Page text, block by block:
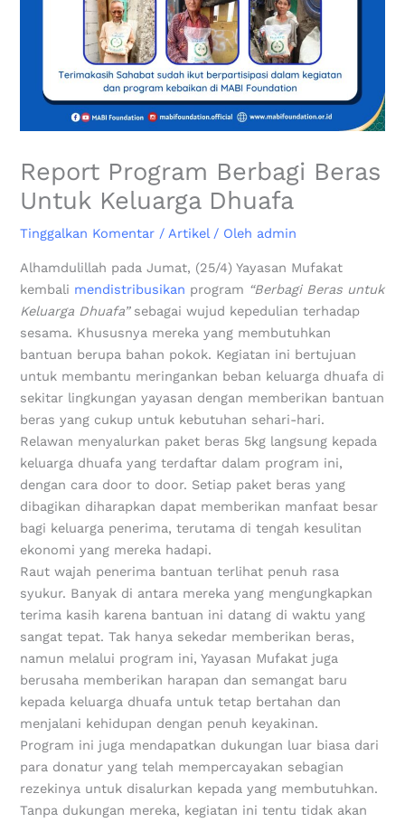
Report Program Berbagi Beras
Untuk Keluarga Dhuafa
Tinggalkan Komentar /Artikel/ Oleh admin
Alhamdulillah pada Jumat, (25/4) Yayasan Mufakat
kembali mendistribusikan program “Berbagi Beras untuk
Keluarga Dhuafa”sebagai wujud kepedulian terhadap
sesama. Khususnya mereka yang membutuhkan
bantuan berupa bahan pokok. Kegiatan ini bertujuan
untuk membantu meringankan beban keluarga dhuafa di
sekitar lingkungan yayasan dengan memberikan bantuan
beras yang cukup untuk kebutuhan sehari-hari.
Relawan menyalurkan paket beras 5kg langsung kepada
keluarga dhuafa yang terdaftar dalam program ini,
dengan cara door to door. Setiap paket beras yang
dibagikan diharapkan dapat memberikan manfaat besar
bagi keluarga penerima, terutama di tengah kesulitan
ekonomi yang mereka hadapi.
Raut wajah penerima bantuan terlihat penuh rasa
syukur. Banyak di antara mereka yang mengungkapkan
terima kasih karena bantuan ini datang di waktu yang
sangat tepat. Tak hanya sekedar memberikan beras,
namun melalui program ini, Yayasan Mufakat juga
berusaha memberikan harapan dan semangat baru
kepada keluarga dhuafa untuk tetap bertahan dan
menjalani kehidupan dengan penuh keyakinan.
Program ini juga mendapatkan dukungan luar biasa dari
para donatur yang telah mempercayakan sebagian
rezekinya untuk disalurkan kepada yang membutuhkan.
Tanpa dukungan mereka, kegiatan ini tentu tidak akan